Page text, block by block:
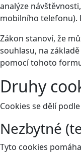
analýze
mobilního telefonu).
Zákon stanoví, že
souhlasu, na
pomocí tohoto
Druhy
Cookies se dělí
Nezbytné
Tyto cookies